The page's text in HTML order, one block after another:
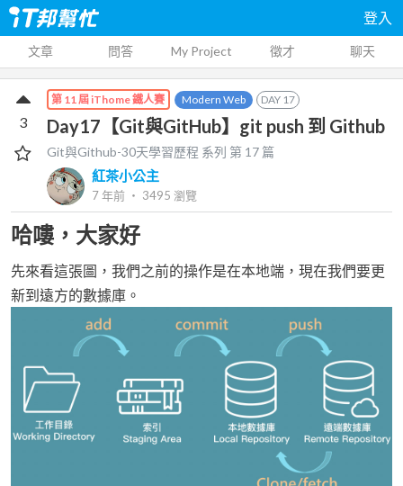
登入
文章 問答 My Project 徵才 聊天
第 11 屆 iThome 鐵人賽 Modern Web DAY 17
Day17【Git與GitHub】git push 到 Github
Git與Github-30天學習歷程 系列 第 17 篇
紅茶小公主
7 年前 ‧ 3495 瀏覽
3
哈嘍，大家好
先來看這張圖，我們之前的操作是在本地端，現在我們要更
新到遠方的數據庫。